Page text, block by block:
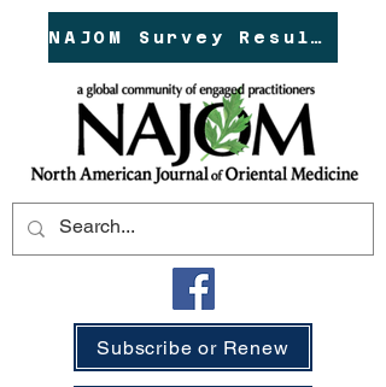
NAJOM Survey Results!
Subscribe or Renew